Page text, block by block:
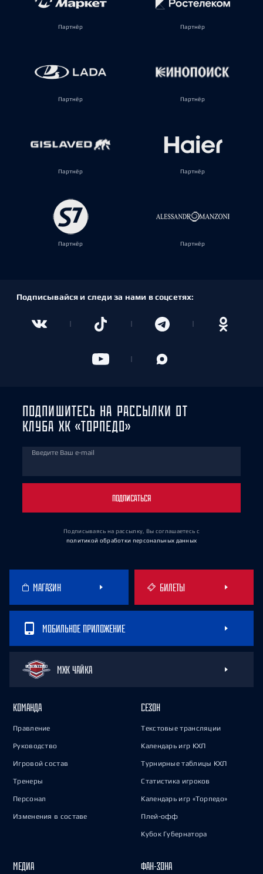
Партнёр Партнёр
Партнёр Партнёр
Партнёр Партнёр
Партнёр Партнёр
Подписывайся и следи за нами в соцсетях:
ПОДПИШИТЕСЬ НА РАССЫЛКИ ОТ
КЛУБА ХК «ТОРПЕДО»
Введите Ваш e-mail
ПОДПИСАТЬСЯ
Подписываясь на рассылку, Вы соглашаетесь с
политикой обработки персональных данных
МАГАЗИН БИЛЕТЫ
МОБИЛЬНОЕ ПРИЛОЖЕНИЕ
МХК ЧАЙКА
КОМАНДА
Правление
Руководство
Игровой состав
Тренеры
Персонал
Изменения в составе
СЕЗОН
Текстовые трансляции
Календарь игр КХЛ
Турнирные таблицы КХЛ
Статистика игроков
Календарь игр «Торпедо»
Плей-офф
Кубок Губернатора
МЕДИА ФАН-ЗОНА